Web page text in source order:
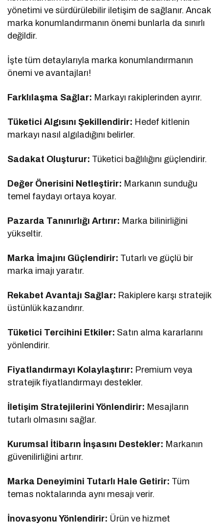
yönetimi ve sürdürülebilir iletişim de sağlanır. Ancak
marka konumlandırmanın önemi bunlarla da sınırlı
değildir.
İşte tüm detaylarıyla marka konumlandırmanın
önemi ve avantajları!
Farklılaşma Sağlar: Markayı rakiplerinden ayırır.
Tüketici Algısını Şekillendirir: Hedef kitlenin
markayı nasıl algıladığını belirler.
Sadakat Oluşturur: Tüketici bağlılığını güçlendirir.
Değer Önerisini Netleştirir: Markanın sunduğu
temel faydayı ortaya koyar.
Pazarda Tanınırlığı Artırır: Marka bilinirliğini
yükseltir.
Marka İmajını Güçlendirir: Tutarlı ve güçlü bir
marka imajı yaratır.
Rekabet Avantajı Sağlar: Rakiplere karşı stratejik
üstünlük kazandırır.
Tüketici Tercihini Etkiler: Satın alma kararlarını
yönlendirir.
Fiyatlandırmayı Kolaylaştırır: Premium veya
stratejik fiyatlandırmayı destekler.
İletişim Stratejilerini Yönlendirir: Mesajların
tutarlı olmasını sağlar.
Kurumsal İtibarın İnşasını Destekler: Markanın
güvenilirliğini artırır.
Marka Deneyimini Tutarlı Hale Getirir: Tüm
temas noktalarında aynı mesajı verir.
İnovasyonu Yönlendirir: Ürün ve hizmet